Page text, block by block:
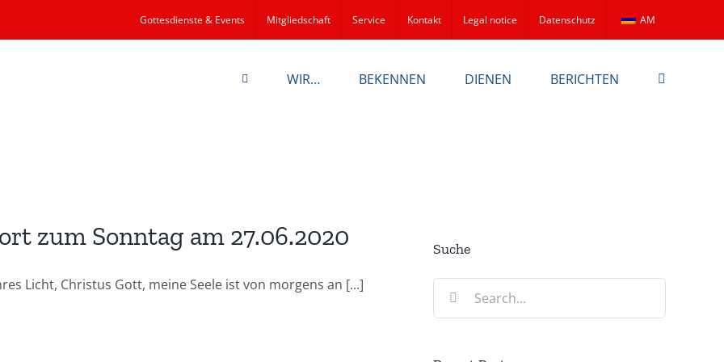
Gottesdienste & Events Mitgliedschaft Service Kontakt Legal notice Datenschutz AM
WIR… BEKENNEN DIENEN BERICHTEN
zum Sonntag am 27.06.2020
Licht, Christus Gott, meine Seele ist von morgens an [...]
Suche
Search